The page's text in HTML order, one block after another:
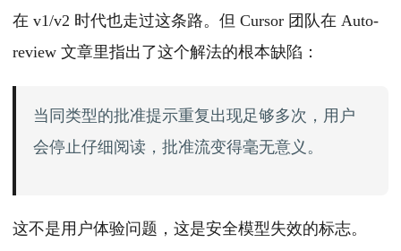
在 v1/v2 时代也走过这条路。但 Cursor 团队在 Auto-
review 文章里指出了这个解法的根本缺陷：
当同类型的批准提示重复出现足够多次，用户
会停止仔细阅读，批准流变得毫无意义。
这不是用户体验问题，这是安全模型失效的标志。